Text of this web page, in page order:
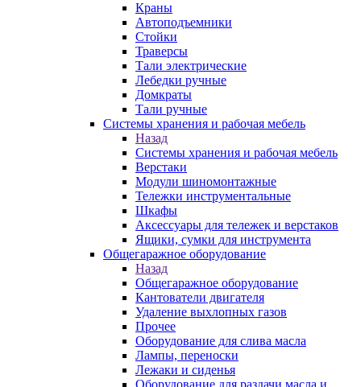
Краны
Автоподъемники
Стойки
Траверсы
Тали электрические
Лебедки ручные
Домкраты
Тали ручные
Системы хранения и рабочая мебель
Назад
Системы хранения и рабочая мебель
Верстаки
Модули шиномонтажные
Тележки инструментальные
Шкафы
Аксессуары для тележек и верстаков
Ящики, сумки для инструмента
Общегаражное оборудование
Назад
Общегаражное оборудование
Кантователи двигателя
Удаление выхлопных газов
Прочее
Оборудование для слива масла
Лампы, переноски
Лежаки и сиденья
Оборудование для раздачи масла и